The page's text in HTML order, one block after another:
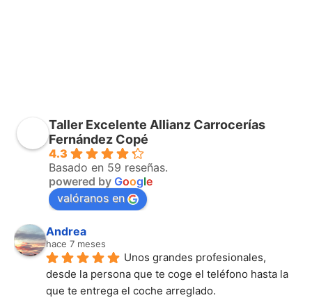
Taller Excelente Allianz Carrocerías
Fernández Copé
4.3
Basado en 59 reseñas.
powered by Google
valóranos en
Andrea
hace 7 meses
Unos grandes profesionales,
desde la persona que te coge el teléfono hasta la
que te entrega el coche arreglado.